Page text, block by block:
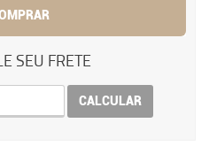
SEU FRETE
CALCULAR